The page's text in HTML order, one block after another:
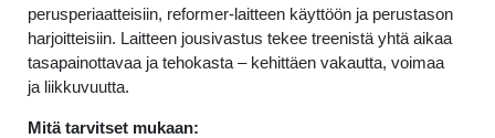
perusperiaatteisiin, reformer-laitteen käyttöön ja perustason
harjoitteisiin. Laitteen jousivastus tekee treenistä yhtä aikaa
tasapainottavaa ja tehokasta – kehittäen vakautta, voimaa
ja liikkuvuutta.
Mitä tarvitset mukaan: